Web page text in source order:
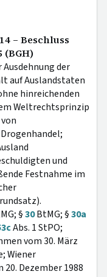
– Beschluss
(BGH)
der
auf Auslandstaten
hinreichenden
Weltrechtsprinzip
und
Festnahme im
§30BtMG; §30a
Abs. 1 StPO;
vom 30. März
Wiener
Dezember 1988